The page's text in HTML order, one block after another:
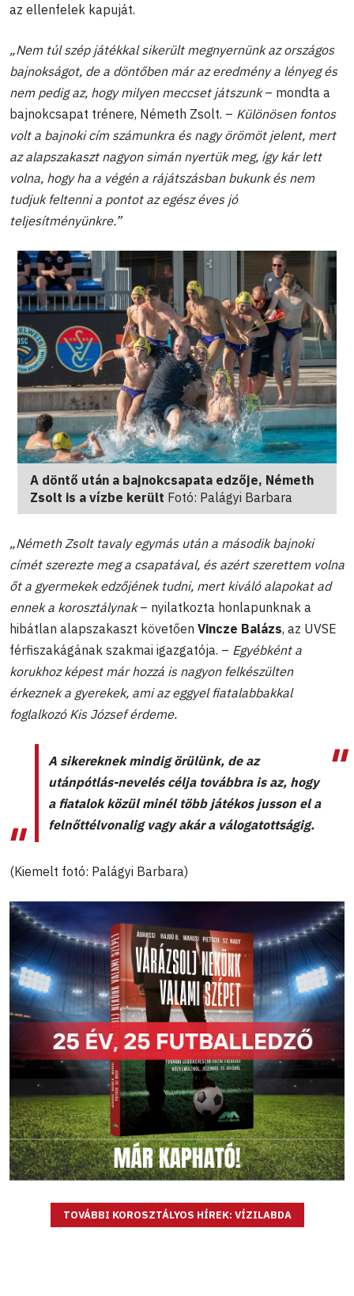
az ellenfelek kapuját.
„Nem túl szép játékkal sikerült megnyernünk az országos
bajnokságot, de a döntőben már az eredmény a lényeg és
nem pedig az, hogy milyen meccset játszunk– mondta a
bajnokcsapat trénere, Németh Zsolt. – Különösen fontos
volt a bajnoki cím számunkra és nagy örömöt jelent, mert
az alapszakaszt nagyon simán nyertük meg, így kár lett
volna, hogy ha a végén a rájátszásban bukunk és nem
tudjuk feltenni a pontot az egész éves jó
teljesítményünkre.”
A döntő után a bajnokcsapata edzője, Németh
Zsolt is a vízbe került Fotó: Palágyi Barbara
„Németh Zsolt tavaly egymás után a második bajnoki
címét szerezte meg a csapatával, és azért szerettem volna
őt a gyermekek edzőjének tudni, mert kiváló alapokat ad
ennek a korosztálynak– nyilatkozta honlapunknak a
hibátlan alapszakaszt követően Vincze Balázs, az UVSE
férfiszakágának szakmai igazgatója. – Egyébként a
korukhoz képest már hozzá is nagyon felkészülten
érkeznek a gyerekek, ami az eggyel fiatalabbakkal
foglalkozó Kis József érdeme.
A sikereknek mindig örülünk, de az
utánpótlás-nevelés célja továbbra is az, hogy
a fiatalok közül minél több játékos jusson el a
felnőttélvonalig vagy akár a válogatottságig.
(Kiemelt fotó: Palágyi Barbara)
TOVÁBBI KOROSZTÁLYOS HÍREK: VÍZILABDA